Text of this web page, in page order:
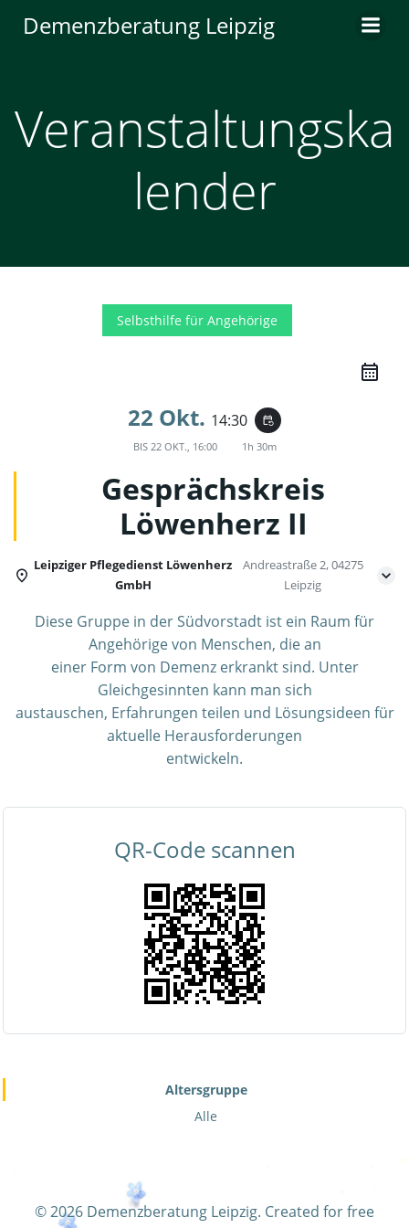
Inhalt
Demenzberatung Leipzig
Veranstaltungska
lender
Selbsthilfe für Angehörige
22 Okt. 14:30 event_repeat
BIS 22 OKT., 16:00 1h 30m
Gesprächskreis
Löwenherz II
Leipziger Pflegedienst Löwenherz
GmbH
Andreastraße 2, 04275
Leipzig
Diese Gruppe in der Südvorstadt ist ein Raum für
Angehörige von Menschen, die an
einer Form von Demenz erkrankt sind. Unter
Gleichgesinnten kann man sich
austauschen, Erfahrungen teilen und Lösungsideen für
aktuelle Herausforderungen
entwickeln.
QR-Code scannen
Altersgruppe
Alle
© 2026 Demenzberatung Leipzig. Created for free